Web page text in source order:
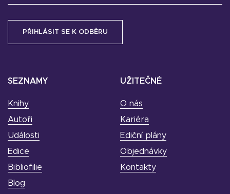
SEZNAMY
Knihy
Autoři
Události
Edice
Bibliofilie
Blog
UŽITEČNÉ
O nás
Kariéra
Ediční plány
Objednávky
Kontakty